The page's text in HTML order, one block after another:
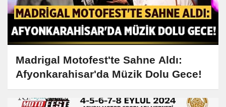
Madrigal Motofest'te Sahne Aldı:
Afyonkarahisar'da Müzik Dolu Gece!